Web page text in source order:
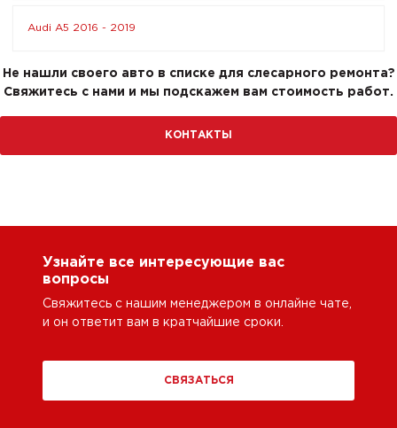
Audi A5 2016 - 2019
Не нашли своего авто в списке для слесарного ремонта?
Свяжитесь с нами и мы подскажем вам стоимость работ.
КОНТАКТЫ
Узнайте все интересующие вас
вопросы
Свяжитесь с нашим менеджером в онлайне чате,
и он ответит вам в кратчайшие сроки.
СВЯЗАТЬСЯ